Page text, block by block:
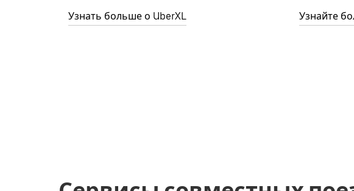
Узнать больше о UberXL Узнайте